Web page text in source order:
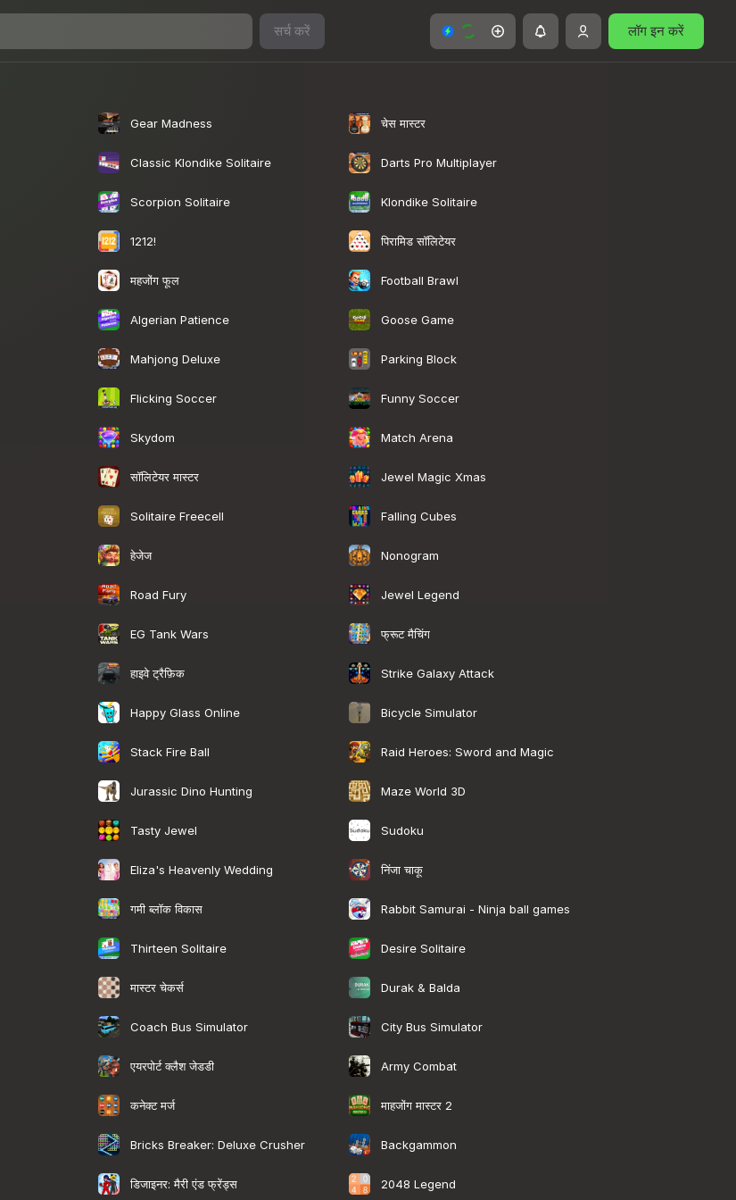
सर्च करें लॉग इन करें
Gear Madness चेस मास्टर
Classic Klondike Solitaire Darts Pro Multiplayer
Scorpion Solitaire Klondike Solitaire
1212! पिरामिड सॉलिटेयर
महजोंग फूल Football Brawl
Algerian Patience Goose Game
Mahjong Deluxe Parking Block
Flicking Soccer Funny Soccer
Skydom Match Arena
सॉलिटेयर मास्टर Jewel Magic Xmas
Solitaire Freecell Falling Cubes
हेजेज Nonogram
Road Fury Jewel Legend
EG Tank Wars फ्रूट मैचिंग
हाइवे ट्रैफ़िक Strike Galaxy Attack
Happy Glass Online Bicycle Simulator
Stack Fire Ball Raid Heroes: Sword and Magic
Jurassic Dino Hunting Maze World 3D
Tasty Jewel Sudoku
Eliza's Heavenly Wedding निंजा चाकू
गमी ब्लॉक विकास Rabbit Samurai - Ninja ball games
Thirteen Solitaire Desire Solitaire
मास्टर चेकर्स Durak & Balda
Coach Bus Simulator City Bus Simulator
एयरपोर्ट क्लैश जेडडी Army Combat
कनेक्ट मर्ज माहजोंग मास्टर 2
Bricks Breaker: Deluxe Crusher Backgammon
डिजाइनर: मैरी एंड फ्रेंड्स 2048 Legend